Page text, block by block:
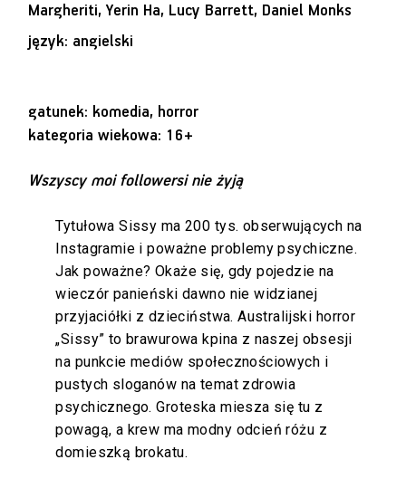
Margheriti, Yerin Ha, Lucy Barrett, Daniel Monks
język: angielski
gatunek: komedia, horror
kategoria wiekowa: 16+
Wszyscy moi followersi nie żyją
Tytułowa Sissy ma 200 tys. obserwujących na
Instagramie i poważne problemy psychiczne.
Jak poważne? Okaże się, gdy pojedzie na
wieczór panieński dawno nie widzianej
przyjaciółki z dzieciństwa. Australijski horror
„Sissy” to brawurowa kpina z naszej obsesji
na punkcie mediów społecznościowych i
pustych sloganów na temat zdrowia
psychicznego. Groteska miesza się tu z
powagą, a krew ma modny odcień różu z
domieszką brokatu.